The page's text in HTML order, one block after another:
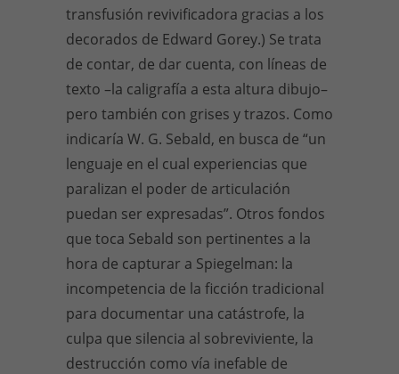
transfusión revivificadora gracias a los
decorados de Edward Gorey.) Se trata
de contar, de dar cuenta, con líneas de
texto –la caligrafía a esta altura dibujo–
pero también con grises y trazos. Como
indicaría W. G. Sebald, en busca de “un
lenguaje en el cual experiencias que
paralizan el poder de articulación
puedan ser expresadas”. Otros fondos
que toca Sebald son pertinentes a la
hora de capturar a Spiegelman: la
incompetencia de la ficción tradicional
para documentar una catástrofe, la
culpa que silencia al sobreviviente, la
destrucción como vía inefable de